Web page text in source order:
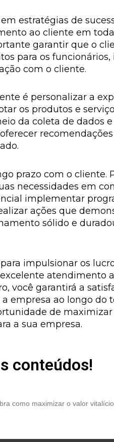
estratégias de
ao cliente em
garantir que o
para os
com o cliente.
é personalizar a
os produtos e
da coleta de dados
prazo com o cliente.
necessidades em
implementar
ações que
sólido e
impulsionar os
atendimento
você garantirá a
empresa ao longo do
de
a sua empresa.
conteúdos!
como maximizar o valor